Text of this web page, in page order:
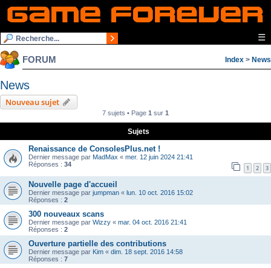
☰
FORUM Index > News
News
Nouveau sujet
7 sujets • Page 1 sur 1
Sujets
Renaissance de ConsolesPlus.net !
Dernier message par MadMax « mer. 12 juin 2024 21:41
Réponses : 34 1 2 3
Nouvelle page d'accueil
Dernier message par jumpman « lun. 10 oct. 2016 15:02
Réponses : 2
300 nouveaux scans
Dernier message par Wizzy « mar. 04 oct. 2016 21:41
Réponses : 2
Ouverture partielle des contributions
Dernier message par Kim « dim. 18 sept. 2016 14:58
Réponses : 7